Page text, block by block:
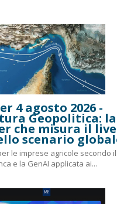
4 agosto 2026 -
Geopolitica: la
che misura il
scenario
le imprese agricole secondo
e la GenAI applicata ai...